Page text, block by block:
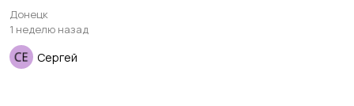
Донецк
1 неделю назад
Сергей